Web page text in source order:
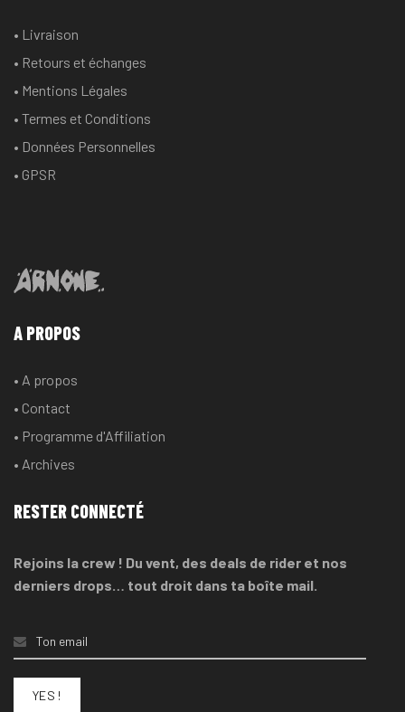
produit
• Livraison
• Retours et échanges
• Mentions Légales
• Termes et Conditions
• Données Personnelles
• GPSR
A PROPOS
• A propos
• Contact
• Programme d'Affiliation
• Archives
RESTER CONNECTÉ
Rejoins la crew ! Du vent, des deals de rider et nos
derniers drops… tout droit dans ta boîte mail.